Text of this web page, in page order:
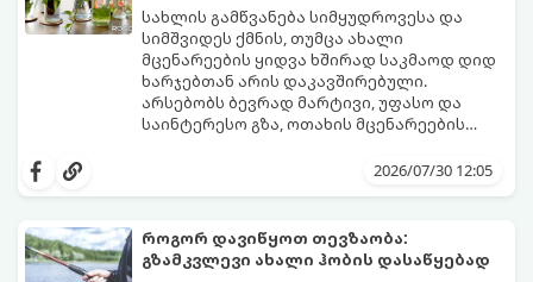
სახლის გამწვანება სიმყუდროვესა და
სიმშვიდეს ქმნის, თუმცა ახალი
მცენარეების ყიდვა ხშირად საკმაოდ დიდ
ხარჯებთან არის დაკავშირებული.
არსებობს ბევრად მარტივი, უფასო და
საინტერესო გზა, ოთახის მცენარეების
მებაღეებისთვისაც კი, რადგან პროცესი
როგორ იზრდება ახალი ფესვები
ყოველდღიურად.
2026/07/30 12:05
როგორ დავიწყოთ თევზაობა:
გზამკვლევი ახალი ჰობის დასაწყებად